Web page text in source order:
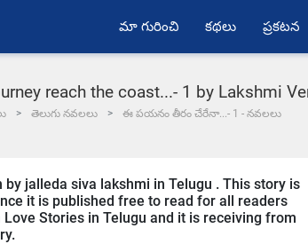
మా గురించి కథలు ప్రకటన
reach the coast...- 1 by Lakshmi
తెలుగు నవలలు ఈ పయనం తీరం చేరేనా...- 1 - నవలలు
jalleda siva lakshmi in Telugu . This story is
it is published free to read for all readers
Stories in Telugu and it is receiving from